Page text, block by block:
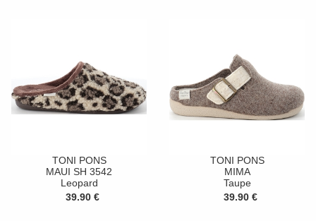
TONI PONS
MAUI SH 3542
Leopard
39.90 €
TONI PONS
MIMA
Taupe
39.90 €